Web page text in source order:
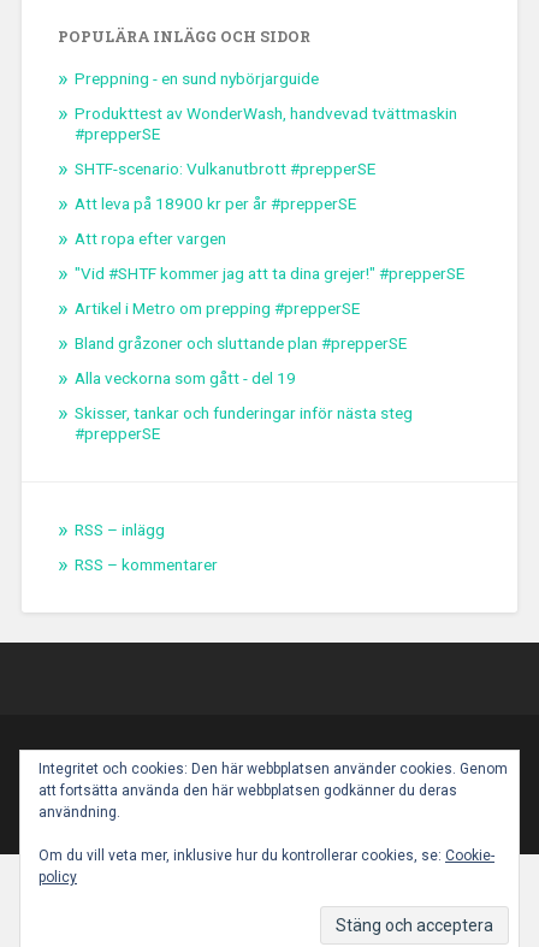
POPULÄRA INLÄGG OCH SIDOR
Preppning - en sund nybörjarguide
Produkttest av WonderWash, handvevad tvättmaskin
#prepperSE
SHTF-scenario: Vulkanutbrott #prepperSE
Att leva på 18900 kr per år #prepperSE
Att ropa efter vargen
"Vid #SHTF kommer jag att ta dina grejer!" #prepperSE
Artikel i Metro om prepping #prepperSE
Bland gråzoner och sluttande plan #prepperSE
Alla veckorna som gått - del 19
Skisser, tankar och funderingar inför nästa steg
#prepperSE
RSS – inlägg
RSS – kommentarer
PROUDLY POWERED BY WORDPRESS |THEME:
BASKERVILLE 2 BYANDERS NOREN.
UP ↑
Integritet och cookies: Den här webbplatsen använder cookies. Genom
att fortsätta använda den här webbplatsen godkänner du deras
användning.
Om du vill veta mer, inklusive hur du kontrollerar cookies, se: Cookie-
policy